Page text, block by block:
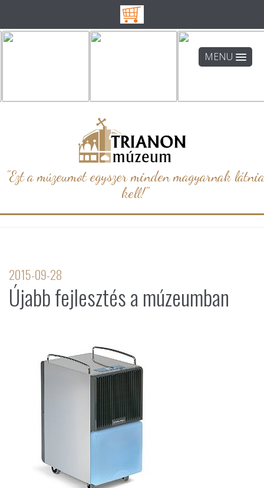
MENU
"Ezt a múzeumot egyszer minden magyarnak látnia
kell!"
2015-09-28
Újabb fejlesztés a múzeumban